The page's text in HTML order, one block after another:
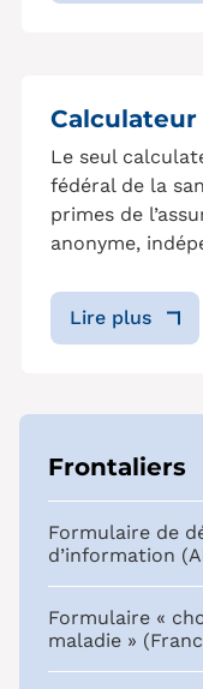
Le seul
fédéral de la
primes de
anonyme,
Lire plus
Frontaliers
Formulaire de
d’information
Formulaire «
maladie »